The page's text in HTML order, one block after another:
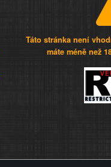
Táto stránka není
máte méně než